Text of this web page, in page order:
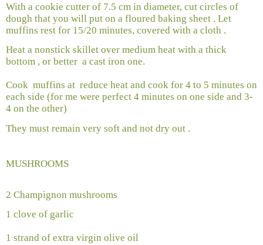
With a cookie cutter of 7.5 cm in diameter, cut circles of
dough that you will put on a floured baking sheet . Let
muffins rest for 15/20 minutes, covered with a cloth .
Heat a nonstick skillet over medium heat with a thick
bottom , or better a cast iron one.
Cook muffins at reduce heat and cook for 4 to 5 minutes on
each side (for me were perfect 4 minutes on one side and 3-
4 on the other)
They must remain very soft and not dry out .
MUSHROOMS
2 Champignon mushrooms
1 clove of garlic
1 strand of extra virgin olive oil